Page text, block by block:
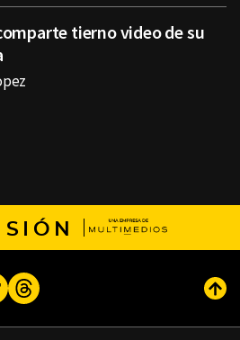
tierno video de su
TikTokThreads